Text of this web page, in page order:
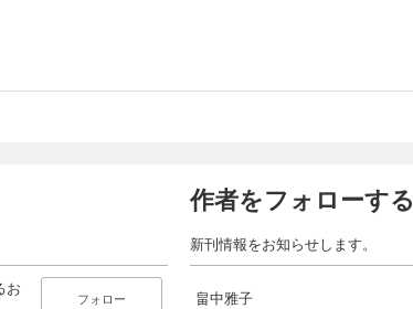
お
フォロー
作者をフォローする
新刊情報をお知らせします。
畠中雅子